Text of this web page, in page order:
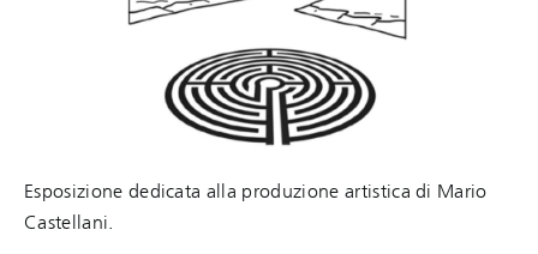
Esposizione dedicata alla produzione artistica di Mario
Castellani.